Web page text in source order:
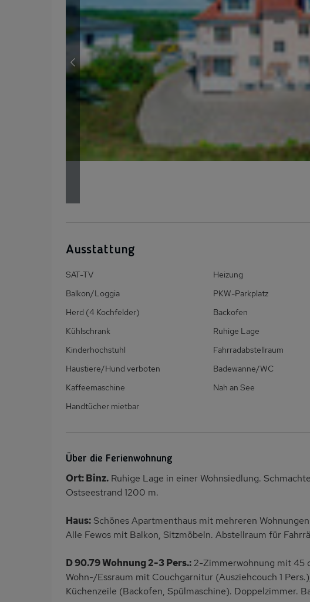
Ausstattung
SAT-TV Heizung
Balkon/Loggia
PKW-Parkplatz
Herd (4 Kochfelder)
Backofen
Kühlschrank
Ruhige Lage
Kinderhochstuhl
Fahrradabstellraum
Haustiere/Hund verboten
Badewanne/WC
Kaffeemaschine
Nah an See
Handtücher mietbar
Über die Ferienwohnung
Ort: Binz. Ruhige Lage in einer Wohnsiedlung.
Ostseestrand 1200 m.
Haus: Schönes Apartmenthaus mit mehreren
Alle Fewos mit Balkon, Sitzmöbeln. Abstellraum für
D 90.79 Wohnung 2-3 Pers.: 2-Zimmerwohnung mit 45
Wohn-/Essraum mit Couchgarnitur (Ausziehcouch 1
Küchenzeile (Backofen, Spülmaschine). Doppelzimmer.